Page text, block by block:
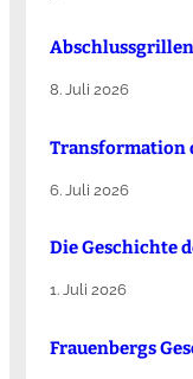
8. Juli 2026
Transformation
6. Juli 2026
Die Ge­schich­te
1. Juli 2026
Frauenbergs